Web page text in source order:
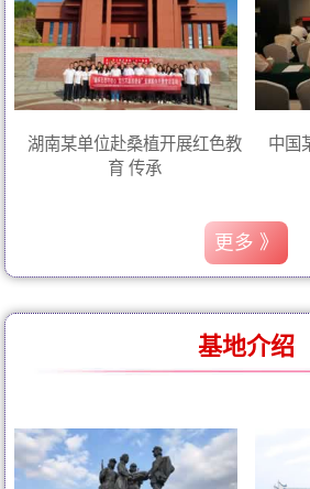
湖南某单位赴桑植开展红色教
育 传承
中国
更多 》
基地介绍